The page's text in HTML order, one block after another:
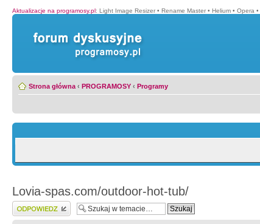
Aktualizacje na programosy.pl: Light Image Resizer • Rename Master • Helium • Opera •
Strona główna ‹ PROGRAMOSY ‹ Programy
Lovia-spas.com/outdoor-hot-tub/
Wyślij odpowiedź